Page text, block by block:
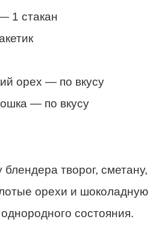
1 стакан
орех — по вкусу
— по вкусу
творог, сметану,
орехи и шоколадную
состояния.